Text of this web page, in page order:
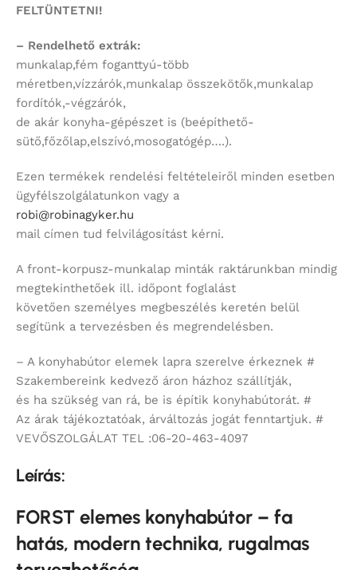
FELTÜNTETNI!
– Rendelhető extrák:
munkalap,fém foganttyú-több
méretben,vízzárók,munkalap összekötők,munkalap
fordítók,-végzárók,
de akár konyha-gépészet is (beépíthető-
sütő,főzőlap,elszívó,mosogatógép….).
Ezen termékek rendelési feltételeiről minden esetben
ügyfélszolgálatunkon vagy a
robi@robinagyker.hu
mail címen tud felvilágosítást kérni.
A front-korpusz-munkalap minták raktárunkban mindig
megtekinthetőek ill. időpont foglalást
követően személyes megbeszélés keretén belül
segítünk a tervezésben és megrendelésben.
– A konyhabútor elemek lapra szerelve érkeznek #
Szakembereink kedvező áron házhoz szállítják,
és ha szükség van rá, be is építik konyhabútorát. #
Az árak tájékoztatóak, árváltozás jogát fenntartjuk. #
VEVŐSZOLGÁLAT TEL :06-20-463-4097
Leírás:
FORST elemes konyhabútor – fa
hatás, modern technika, rugalmas